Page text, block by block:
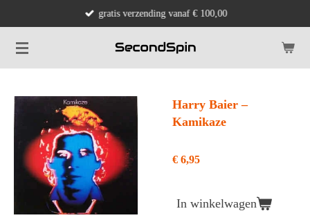
naar
de
gratis verzending vanaf € 100,00
Harry Baier ‎–
Kamikaze
€ 6,95
In winkelwagen